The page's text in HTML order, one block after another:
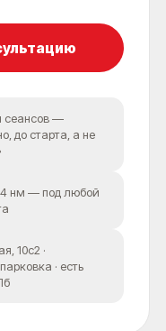
сеансов —
до старта, а не
нм — под любой
10с2 ·
· есть